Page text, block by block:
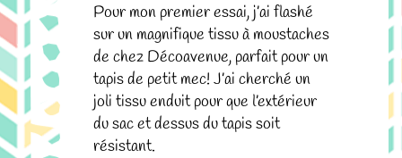
Pour mon premier essai, j’ai flashé
sur un magnifique tissu à moustaches
de chez Décoavenue, parfait pour un
tapis de petit mec! J’ai cherché un
joli tissu enduit pour que l’extérieur
du sac et dessus du tapis soit
résistant.